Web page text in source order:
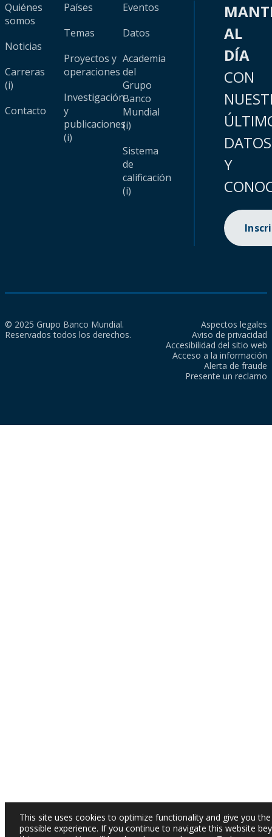
Quiénes
somos
Noticias
Carreras
(i)
Contacto
Países
Temas
Proyectos y
operaciones
Investigación
y
publicaciones
(i)
Eventos
Datos
Academia
del
Grupo
Banco
Mundial
(i)
Sistema
de
calificación
(i)
AL
DÍA
CON
DATOS
Y
© 2025 Grupo Banco Mundial.
Reservados todos los derechos.
Aspectos legales
Aviso de privacidad
Accesibilidad del sitio web
Acceso a la información
Alerta de fraude
Presente un reclamo
This site uses cookies to optimize functionality and give you
possible experience. If you continue to navigate this website